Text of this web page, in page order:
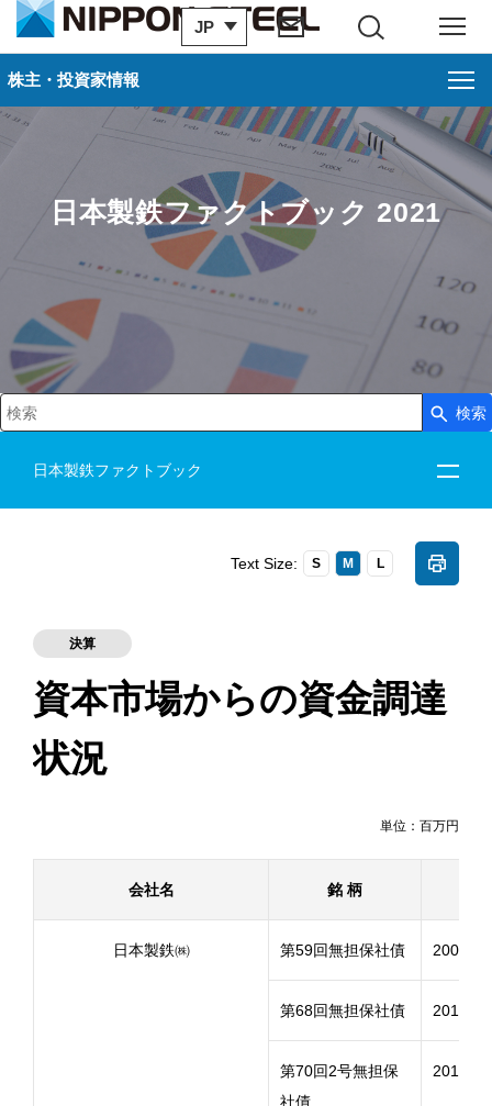
JP
サイト内検索 メニュー
日本製鉄ファクトブック 2021
検索キーワード入力
検索
日本製鉄ファクトブック
Text Size: S M L
決算
資本市場からの資金調達
状況
単位：百万円
会社名 銘 柄
日本製鉄㈱ 第59回無担保社債 2008年
第68回無担保社債 2011年
第70回2号無担保
社債
2012年
株主・投資家情報